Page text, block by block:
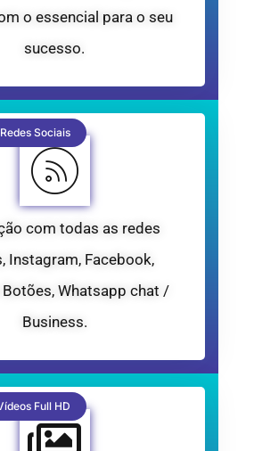
o essencial para o seu
sucesso.
Redes Sociais
com todas as redes
Instagram, Facebook,
Botões, Whatsapp chat /
Business.
Full HD